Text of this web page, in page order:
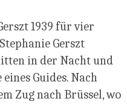
1939 für vier
Gerszt
in der Nacht und
Guides. Nach
Zug nach Brüssel, wo